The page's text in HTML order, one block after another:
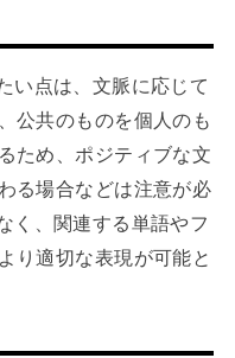
い点は、文脈に応じて
公共のものを個人のも
ため、ポジティブな文
る場合などは注意が必
く、関連する単語やフ
り適切な表現が可能と